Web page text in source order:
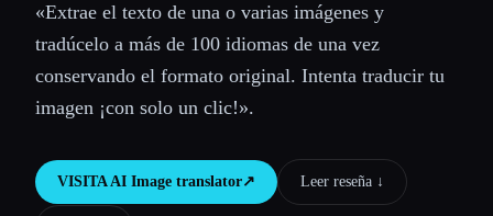
🎓Estudiantes 🎬 Creadores
Comparar herramientas
«Extrae el texto de una o varias imágenes y
tradúcelo a más de 100 idiomas de una vez
conservando el formato original. Intenta traducir tu
imagen ¡con solo un clic!».
VISITAAI Image translator↗︎ Leer reseña ↓︎